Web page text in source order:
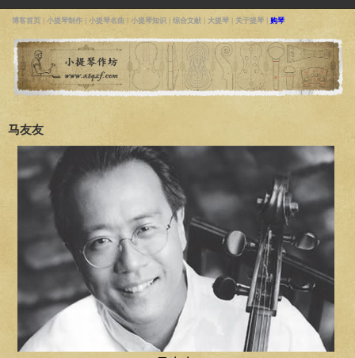
博客首页 小提琴制作 小提琴名曲 小提琴知识 综合文献 大提琴 关于提琴 购琴
马友友